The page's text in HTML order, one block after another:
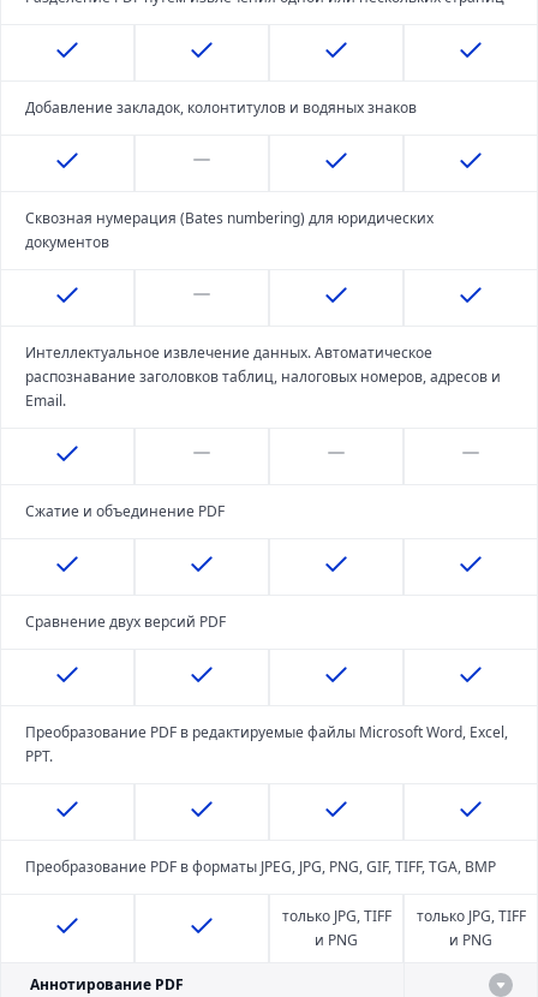
Добавление закладок, колонтитулов и водяных знаков
Сквозная нумерация (Bates numbering) для юридических
документов
Интеллектуальное извлечение данных. Автоматическое
распознавание заголовков таблиц, налоговых номеров, адресов и
Email.
Сжатие и объединение PDF
Сравнение двух версий PDF
Преобразование PDF в редактируемые файлы Microsoft Word, Excel,
PPT.
Преобразование PDF в форматы JPEG, JPG, PNG, GIF, TIFF, TGA, BMP
только JPG, TIFF
и PNG
только JPG, TIFF
и PNG
Аннотирование PDF